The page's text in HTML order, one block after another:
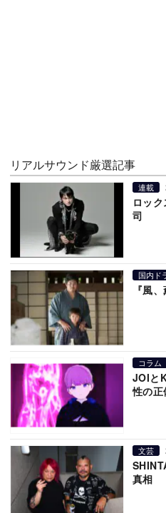
リアルサウンド厳選記事
連載
ロッ
司
国内ド
『風
コラム
JOIと
性の正
文芸
真相